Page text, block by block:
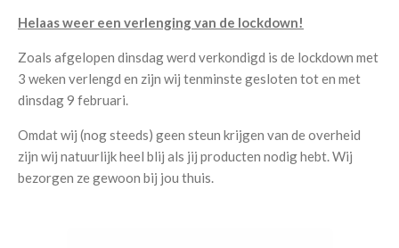
Helaas weer een verlenging van de lockdown!
Zoals afgelopen dinsdag werd verkondigd is de lockdown met
3 weken verlengd en zijn wij tenminste gesloten tot en met
dinsdag 9 februari.
Omdat wij (nog steeds) geen steun krijgen van de overheid
zijn wij natuurlijk heel blij als jij producten nodig hebt. Wij
bezorgen ze gewoon bij jou thuis.